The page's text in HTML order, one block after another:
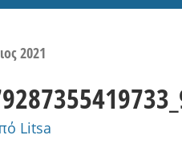
2021
Litsa